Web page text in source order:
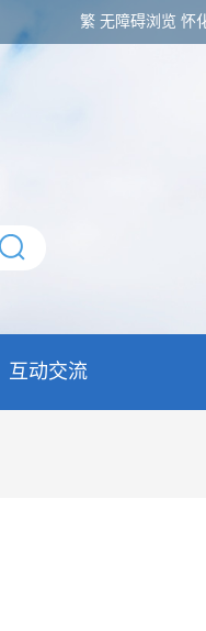
繁 无障碍浏览 怀
互动交流